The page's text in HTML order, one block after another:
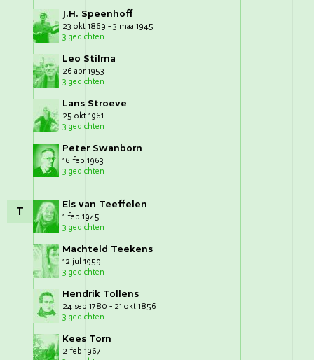
J.H. Speenhoff
23 okt 1869 - 3 maa 1945
3 gedichten
Leo Stilma
26 apr 1953
3 gedichten
Lans Stroeve
25 okt 1961
3 gedichten
Peter Swanborn
16 feb 1963
3 gedichten
T Els van Teeffelen
1 feb 1945
3 gedichten
Machteld Teekens
12 jul 1959
3 gedichten
Hendrik Tollens
24 sep 1780 - 21 okt 1856
3 gedichten
Kees Torn
2 feb 1967